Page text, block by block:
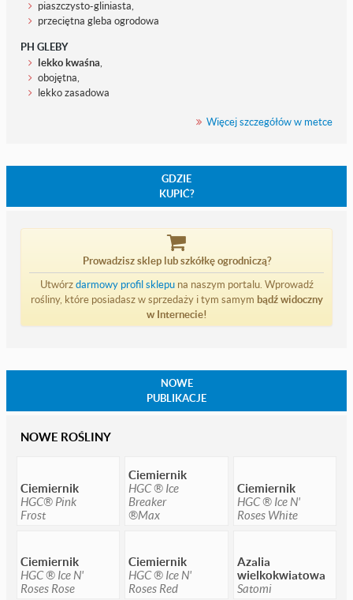
piaszczysto-gliniasta,
przeciętna gleba ogrodowa
PH GLEBY
lekko kwaśna,
obojętna,
lekko zasadowa
Więcej szczegółów w metce
GDZIE
KUPIĆ?
Prowadzisz sklep lub szkółkę ogrodniczą?
Utwórzdarmowy profil sklepuna naszym portalu. Wprowadź
rośliny, które posiadasz w sprzedaży i tym samym bądź widoczny
w Internecie!
NOWE
PUBLIKACJE
NOWE ROŚLINY
Ciemiernik
HGC® Pink
Frost
Ciemiernik
HGC ® Ice
Breaker
®Max
Ciemiernik
HGC ® Ice N'
Roses White
Ciemiernik
HGC ® Ice N'
Roses Rose
Ciemiernik
HGC ® Ice N'
Roses Red
Azalia
wielkokwiatowa
Satomi